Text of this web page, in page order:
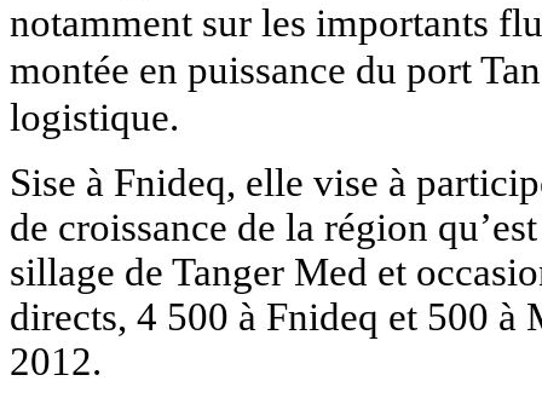
notamment sur les importants
montée en puissance du port
logistique.
Sise à Fnideq, elle vise à
de croissance de la région
sillage de Tanger Med et
directs, 4 500 à Fnideq et 500 à
2012.